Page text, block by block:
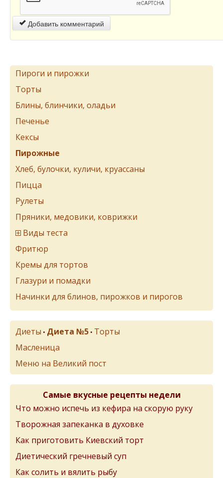
Добавить комментарий
Пироги и пирожки
Торты
Блины, блинчики, оладьи
Печенье
Кексы
Пирожные
Хлеб, булочки, куличи, круассаны
Пицца
Рулеты
Пряники, медовики, коврижки
Виды теста
Фритюр
Кремы для тортов
Глазури и помадки
Начинки для блинов, пирожков и пирогов
Диеты • Диета №5 • Торты
Масленица
Меню на Великий пост
Самые вкусные рецепты недели
Что можно испечь из кефира на скорую руку
Творожная запеканка в духовке
Как приготовить Киевский торт
Диетический гречневый суп
Как солить и вялить рыбу